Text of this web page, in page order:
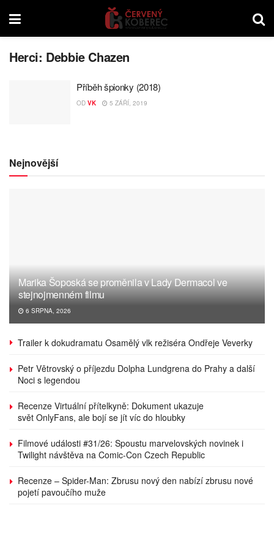
Herci: Debbie Chazen
Příběh špionky (2018)
OD VK 5 ZÁŘÍ, 2019
Nejnovější
Marika Šoposká se proměnila v Lady Dermacol ve
stejnojmenném filmu
6 SRPNA, 2026
Trailer k dokudramatu Osamělý vlk režiséra Ondřeje Veverky
Petr Větrovský o příjezdu Dolpha Lundgrena do Prahy a další
Noci s legendou
Recenze Virtuální přítelkyně: Dokument ukazuje
svět OnlyFans, ale bojí se jít víc do hloubky
Filmové události #31/26: Spoustu marvelovských novinek i
Twilight návštěva na Comic-Con Czech Republic
Recenze – Spider-Man: Zbrusu nový den nabízí zbrusu nové
pojetí pavoučího muže